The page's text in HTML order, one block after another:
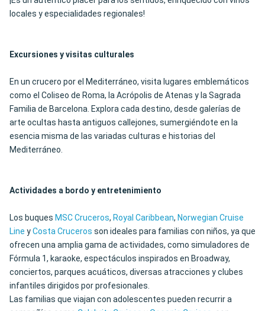
locales y especialidades regionales!
Excursiones y visitas culturales
En un crucero por el Mediterráneo, visita lugares emblemáticos
como el Coliseo de Roma, la Acrópolis de Atenas y la Sagrada
Familia de Barcelona. Explora cada destino, desde galerías de
arte ocultas hasta antiguos callejones, sumergiéndote en la
esencia misma de las variadas culturas e historias del
Mediterráneo.
Actividades a bordo y entretenimiento
Los buques MSC Cruceros, Royal Caribbean, Norwegian Cruise
Line yCosta Cruceros son ideales para familias con niños, ya que
ofrecen una amplia gama de actividades, como simuladores de
Fórmula 1, karaoke, espectáculos inspirados en Broadway,
conciertos, parques acuáticos, diversas atracciones y clubes
infantiles dirigidos por profesionales.
Las familias que viajan con adolescentes pueden recurrir a